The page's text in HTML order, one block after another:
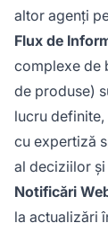
altor agenți
Flux de
complexe de
de produse)
lucru
cu expertiză
al deciziilor
Notificări
la actualizări